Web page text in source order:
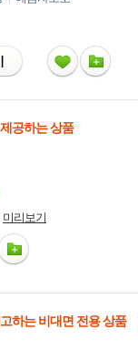
공하는 상품
미리보기
하는 비대면 전용 상품